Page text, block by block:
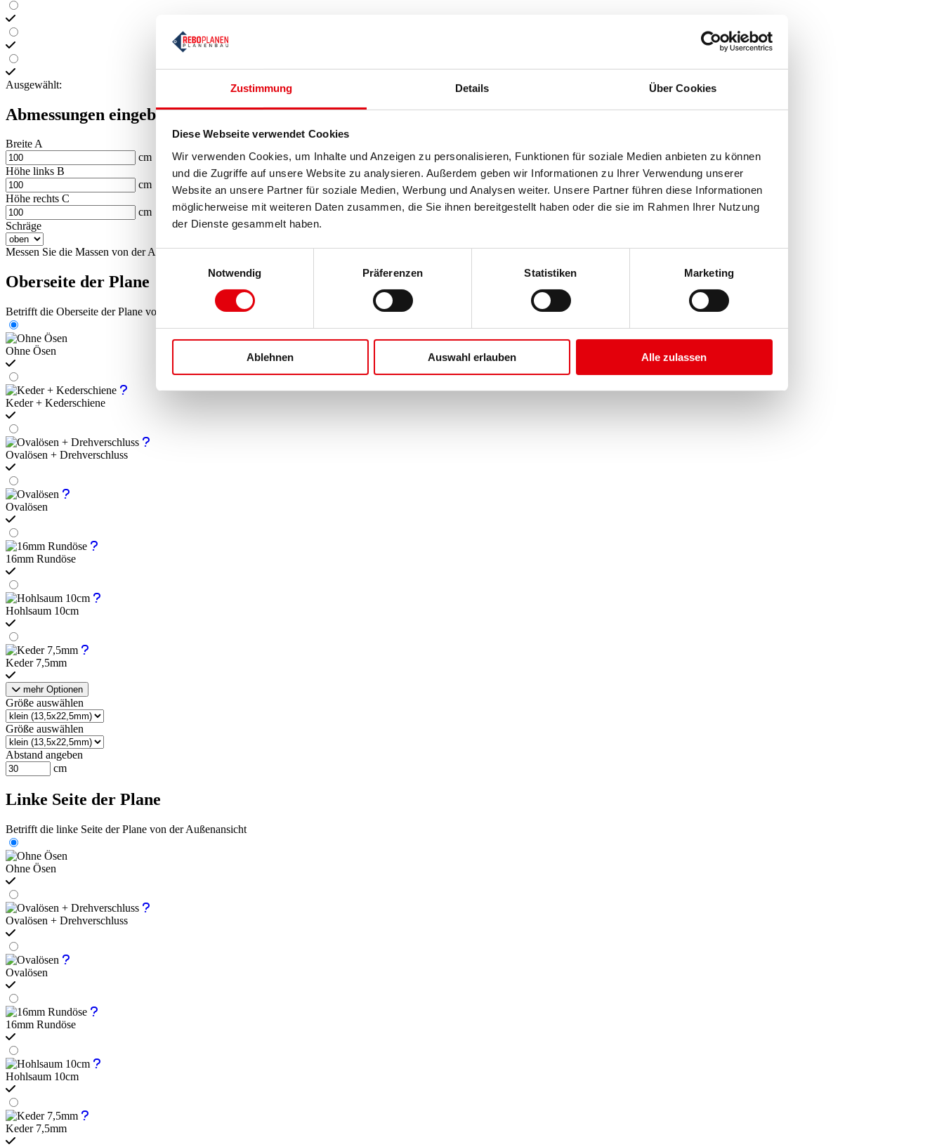
Zustimmung Details Über Cookies
Diese Webseite verwendet Cookies
Wir verwenden Cookies, um Inhalte und Anzeigen zu personalisieren, Funktionen für soziale Medien anbieten zu können
und die Zugriffe auf unsere Website zu analysieren. Außerdem geben wir Informationen zu Ihrer Verwendung unserer
Website an unsere Partner für soziale Medien, Werbung und Analysen weiter. Unsere Partner führen diese Informationen
möglicherweise mit weiteren Daten zusammen, die Sie ihnen bereitgestellt haben oder die sie im Rahmen Ihrer Nutzung
der Dienste gesammelt haben.
Einwilligungsauswahl
Notwendig
Präferenzen Statistiken Marketing
Ablehnen Auswahl erlauben Alle zulassen
Ausgewählt:
Abmessungen eingeben
Breite A
cm
Höhe links B
cm
Höhe rechts C
cm
Schräge
Messen Sie die Massen von der Außenansicht
Oberseite der Plane
Betrifft die Oberseite der Plane von der Außenansicht
Ohne Ösen
Keder + Kederschiene
Ovalösen + Drehverschluss
Ovalösen
16mm Rundöse
Hohlsaum 10cm
Keder 7,5mm
mehr Optionen
Größe auswählen
Größe auswählen
Abstand angeben
cm
Linke Seite der Plane
Betrifft die linke Seite der Plane von der Außenansicht
Ohne Ösen
Ovalösen + Drehverschluss
Ovalösen
16mm Rundöse
Hohlsaum 10cm
Keder 7,5mm